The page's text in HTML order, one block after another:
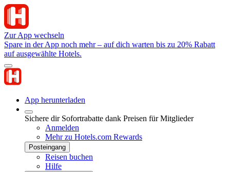
Zur App wechseln
Spare in der App noch mehr – auf dich warten bis zu 20% Rabatt
auf ausgewählte Hotels.
App herunterladen
Sichere dir Sofortrabatte dank Preisen für Mitglieder
Anmelden
Mehr zu Hotels.com Rewards
Posteingang
Reisen buchen
Hilfe